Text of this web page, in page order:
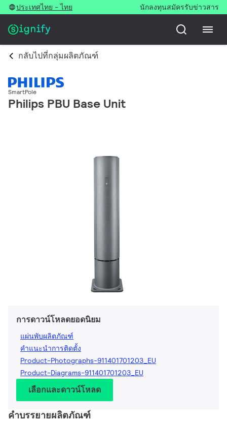
ประเทศไทย - ไทย นักลงทุนสมัครรับข่าวสาร
กลับไปที่กลุ่มผลิตภัณฑ์
SmartPole
Philips PBU Base Unit
การดาวน์โหลดยอดนิยม
แผ่นพับผลิตภัณฑ์
คำแนะนำการติดตั้ง
Product-Photographs-911401701203_EU
Product-Diagrams-911401701203_EU
เลือกและดาวน์โหลด
คำบรรยายผลิตภัณฑ์